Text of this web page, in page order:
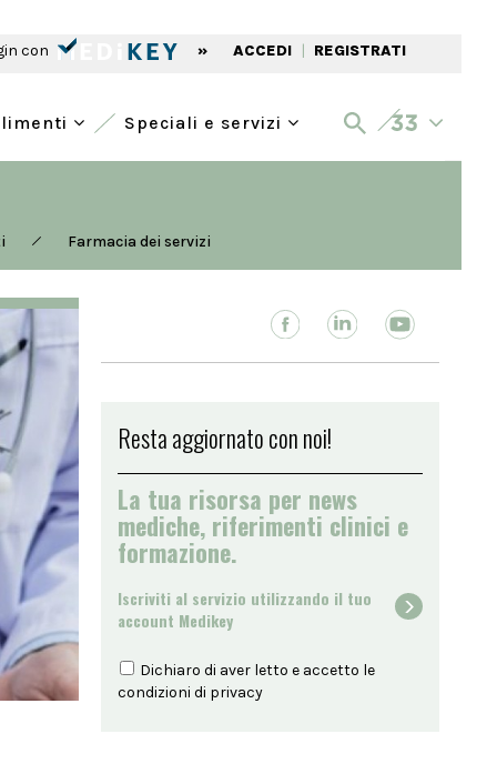
con » ACCEDI | REGISTRATI
Speciali e servizi
Farmacia dei servizi
Resta aggiornato con noi!
La tua risorsa per news
mediche, riferimenti clinici e
formazione.
Iscriviti al servizio utilizzando il tuo
account Medikey
Dichiaro di aver letto e accetto le
condizioni di privacy